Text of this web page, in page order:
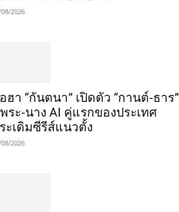
2026
ฮา “กันตนา” เปิดตัว “กานต์-ธาร”
ระ-นาง AI คู่แรกของประเทศ
ะเดิมซีรีส์แนวตั้ง
2026